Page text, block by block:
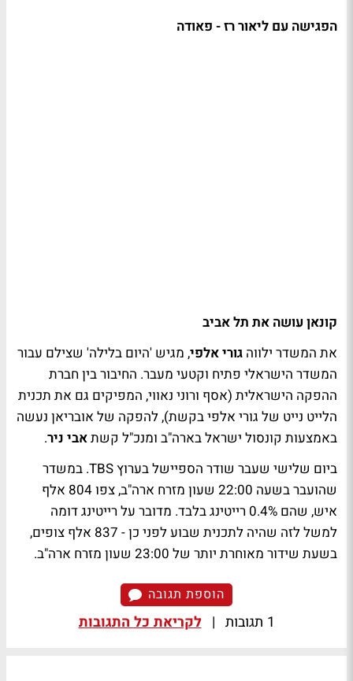
הפגישה עם ליאור רז - פאודה
קונאן עושה את תל אביב
את המשדר ילווה גורי אלפי, מגיש 'היום בלילה' שצילם עבור
המשדר הישראלי פתיח וקטעי מעבר. החיבור בין חברת
ההפקה הישראלית (אסף ורוני נאווי, המפיקים גם את תכנית
הלייט נייט של גורי אלפי בקשת), להפקה של אובריאן נעשה
באמצעות קונסול ישראל בארה"ב ומנכ"ל קשתאבי ניר.
ביום שלישי שעבר שודר הספיישל בערוץ TBS. במשדר
שהועבר בשעה 22:00 שעון מזרח ארה"ב, צפו 804 אלף
איש, שהם 0.4% רייטינג בלבד. מדובר על רייטינג דומה
למשל לזה שהיה לתכנית שבוע לפני כן - 837 אלף צופים,
בשעת שידור מאוחרת יותר של 23:00 שעון מזרח ארה"ב.
הוספת תגובה
1 תגובות | לקריאת כל התגובות